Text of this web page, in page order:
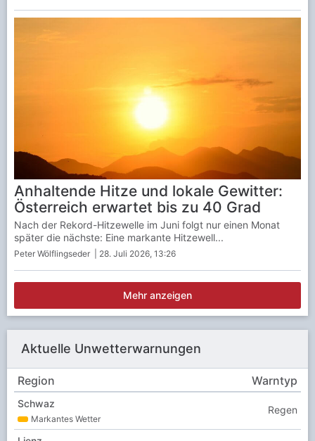
Anhaltende Hitze und lokale Gewitter:
Österreich erwartet bis zu 40 Grad
Peter Wölflingseder | 28. Juli 2026, 13:26
Nach der Rekord-Hitzewelle im Juni folgt nur einen Monat
später die nächste: Eine markante Hitzewell...
Mehr anzeigen
Aktuelle Unwetterwarnungen
Region Warntyp
Schwaz
Markantes Wetter
Regen